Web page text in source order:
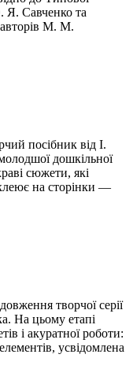
Я. Савченко та
авторів М. М.
посібник від І.
дошкільної
сюжети, які
на сторінки —
творчої серії
На цьому етапі
і акуратної роботи:
усвідомлена